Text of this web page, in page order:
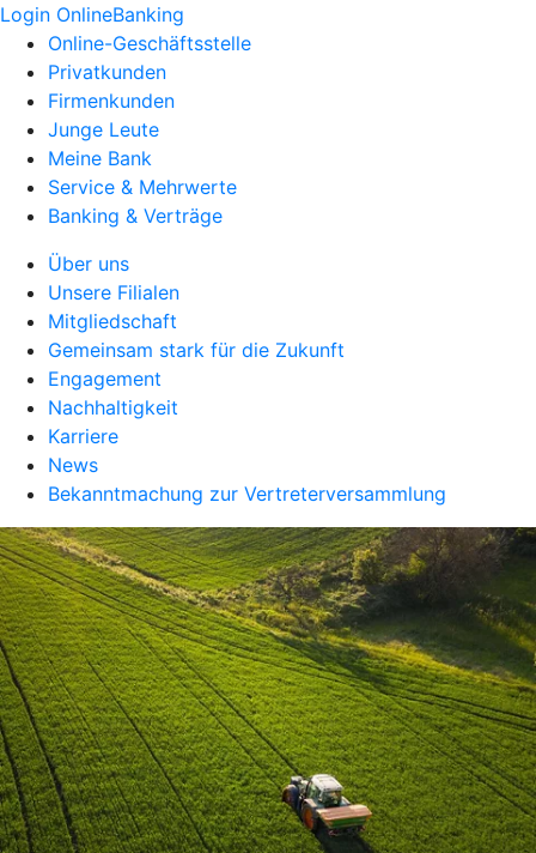
Login OnlineBanking
Online-Geschäftsstelle
Privatkunden
Firmenkunden
Junge Leute
Meine Bank
Service & Mehrwerte
Banking & Verträge
Über uns
Unsere Filialen
Mitgliedschaft
Gemeinsam stark für die Zukunft
Engagement
Nachhaltigkeit
Karriere
News
Bekanntmachung zur Vertreterversammlung